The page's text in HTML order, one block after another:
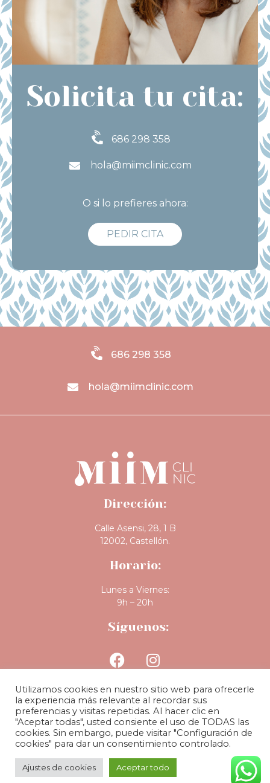
Solicita tu cita:
686 298 358
hola@miimclinic.com
O si lo prefieres ahora:
PEDIR CITA
686 298 358
hola@miimclinic.com
Dirección:
Calle Asensi, 28, 1 B
12002, Castellón.
Horario:
Lunes a Viernes:
9h – 20h
Síguenos:
BLOG| POLÍTICA DE PRIVACIDAD |POLÍTICA DE COOKIES|
AVISO LEGAL| COPYRIGHT MiiM Clinic 2024
CONTACTO
Utilizamos cookies en nuestro sitio web para ofrecerle
la experiencia más relevante al recordar sus
preferencias y visitas repetidas. Al hacer clic en
"Aceptar todas", usted consiente el uso de TODAS las
cookies. Sin embargo, puede visitar "Configuración de
cookies" para dar un consentimiento controlado.
Ajustes de cookies Aceptar todo